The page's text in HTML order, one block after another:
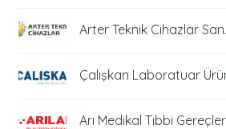
Arter Teknik Cihazlar
Çalışkan Laboratuar
Arı Medikal Tıbbi